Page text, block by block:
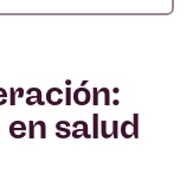
salud